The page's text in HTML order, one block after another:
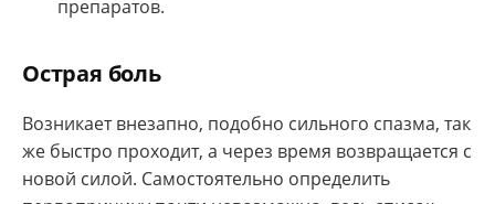
препаратов.
Острая боль
Возникает внезапно, подобно сильного спазма, так
же быстро проходит, а через время возвращается с
новой силой. Самостоятельно определить